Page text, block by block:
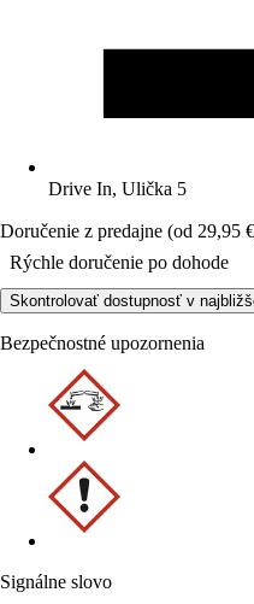
Drive In, Ulička 5
Doručenie z predajne (od 29,95
Rýchle doručenie po dohode
Skontrolovať dostupnosť v
Bezpečnostné upozornenia
Signálne slovo